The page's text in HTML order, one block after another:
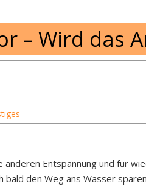
– Wird das
Entspannung und für
den Weg ans Wasser